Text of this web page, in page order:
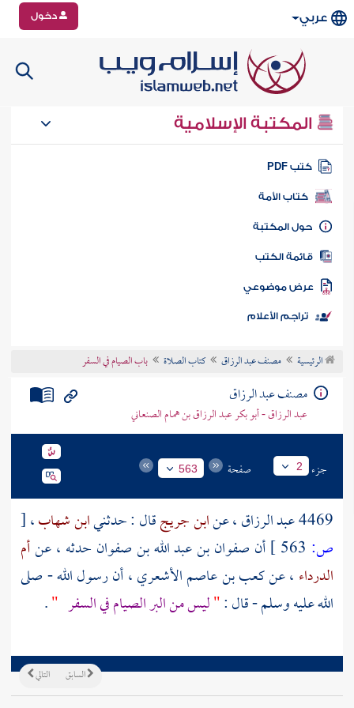
عربي دخول
المكتبة الإسلامية
كتب PDF
كتاب الأمة
المكتبة
الكتب
موضوعي
تراجم الأعلام
الرئيسية مصنف عبد الرزاق كتاب الصلاة باب الصيام في السفر
مصنف عبد الرزاق
عبد الرزاق - أبو بكر عبد الرزاق بن همام الصنعاني
جزء 2 صفحة 563
4469عبد الرزاق، عنابن جريجقال : حدثنيابن شهاب،[
ص:
أن صفوان بن عبد الله بن صفوان حدثه ، عنأم
الدرداء ، عنكعب بن عاصم الأشعري، أن رسول الله - صلى
الله عليه وسلم - قال :"ليس من البر الصيام في السفر "
.
التالي السابق